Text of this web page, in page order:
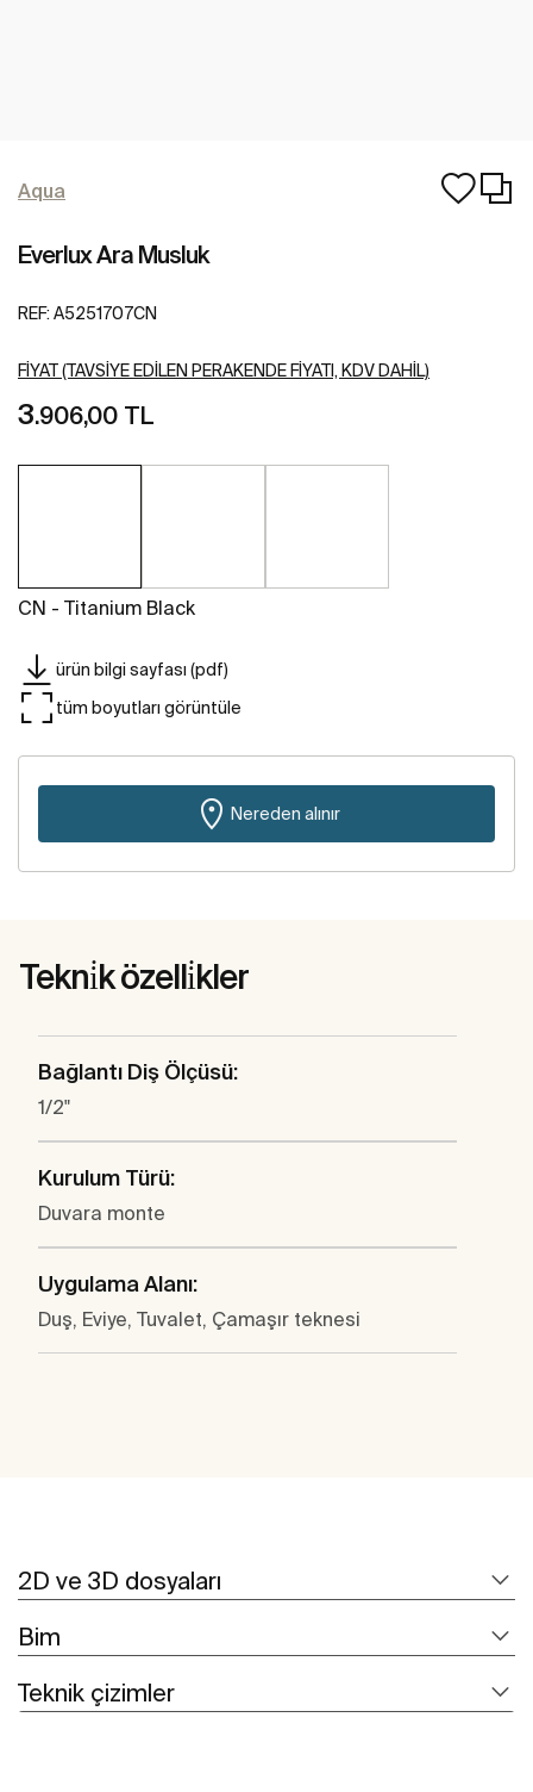
Aqua
Everlux Ara Musluk
REF: A5251707CN
FIYAT (TAVSIYE EDILEN PERAKENDE FIYATI, KDV DAHIL)
3.906,00 TL
CN - Titanium Black
ürün bilgi sayfası (pdf)
tüm boyutları görüntüle
Nereden alınır
Tekni̇k özelli̇kler
Bağlantı Diş Ölçüsü:
1/2"
Kurulum Türü:
Duvara monte
Uygulama Alanı:
Duş, Eviye, Tuvalet, Çamaşır teknesi
2D ve 3D dosyaları
Bim
Teknik çizimler